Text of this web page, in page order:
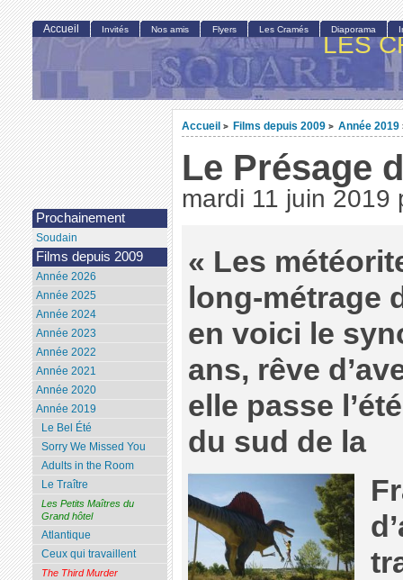
LES
Accueil > Films depuis 2009 > Année 2019
Le Présage
mardi 11 juin 2019
« Les
long-métrage
en voici le
ans, rêve
elle passe
du sud de la
Accueil Invités Nos amis Flyers Les Cramés Diaporama
Prochainement
Soudain
Films depuis 2009
Année 2026
Année 2025
Année 2024
Année 2023
Année 2022
Année 2021
Année 2020
Année 2019
Le Bel Été
Sorry We Missed You
Adults in the Room
Le Traître
Les Petits Maîtres du
Grand hôtel
Atlantique
Ceux qui travaillent
The Third Murder